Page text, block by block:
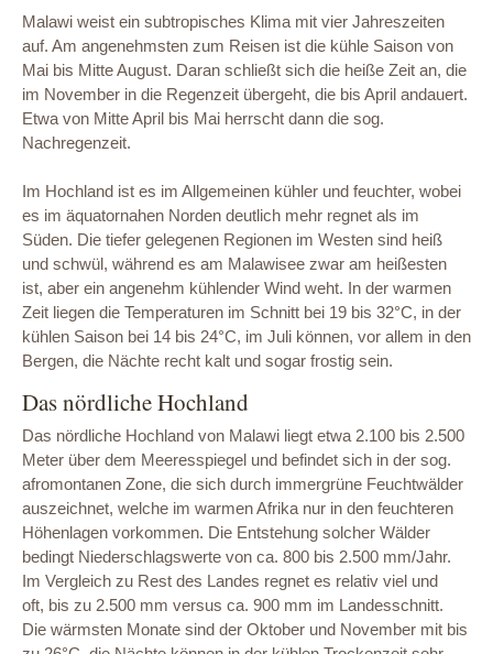
Malawi weist ein subtropisches Klima mit vier Jahreszeiten
auf. Am angenehmsten zum Reisen ist die kühle Saison von
Mai bis Mitte August. Daran schließt sich die heiße Zeit an, die
im November in die Regenzeit übergeht, die bis April andauert.
Etwa von Mitte April bis Mai herrscht dann die sog.
Nachregenzeit.
Im Hochland ist es im Allgemeinen kühler und feuchter, wobei
es im äquatornahen Norden deutlich mehr regnet als im
Süden. Die tiefer gelegenen Regionen im Westen sind heiß
und schwül, während es am Malawisee zwar am heißesten
ist, aber ein angenehm kühlender Wind weht. In der warmen
Zeit liegen die Temperaturen im Schnitt bei 19 bis 32°C, in der
kühlen Saison bei 14 bis 24°C, im Juli können, vor allem in den
Bergen, die Nächte recht kalt und sogar frostig sein.
Das nördliche Hochland
Das nördliche Hochland von Malawi liegt etwa 2.100 bis 2.500
Meter über dem Meeresspiegel und befindet sich in der sog.
afromontanen Zone, die sich durch immergrüne Feuchtwälder
auszeichnet, welche im warmen Afrika nur in den feuchteren
Höhenlagen vorkommen. Die Entstehung solcher Wälder
bedingt Niederschlagswerte von ca. 800 bis 2.500 mm/Jahr.
Im Vergleich zu Rest des Landes regnet es relativ viel und
oft, bis zu 2.500 mm versus ca. 900 mm im Landesschnitt.
Die wärmsten Monate sind der Oktober und November mit bis